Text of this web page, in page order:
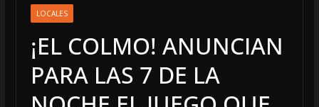
LOCALES
¡EL COLMO! ANUNCIAN
PARA LAS 7 DE LA